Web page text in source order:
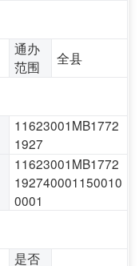
通办
范围
全县
11623001MB1772
1927
11623001MB1772
192740001150010
0001
是否